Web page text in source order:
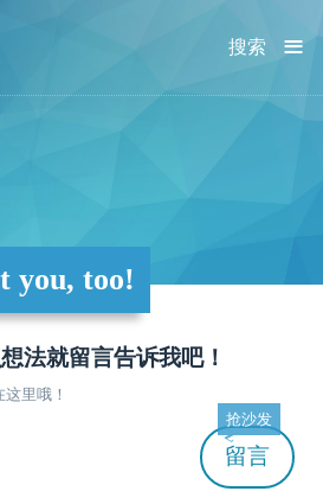
≡
搜索
you, too!
法就留言告诉我吧！
里哦！
留言
抢沙发